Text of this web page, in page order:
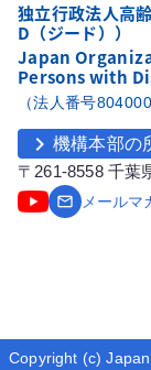
独立行政法人高
D（ジード））
Japan
Persons with
（法人番号
chevron_right 機構本部の
〒261-8558 千葉
email メールマ
Copyright (c)